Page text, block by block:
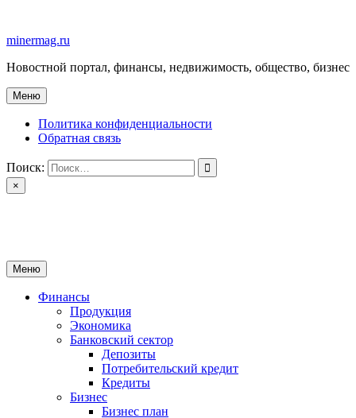
содержимому
minermag.ru
Новостной портал, финансы, недвижимость, общество, бизнес
Меню
Политика конфиденциальности
Обратная связь
Поиск:
×
Меню
Финансы
Продукция
Экономика
Банковский сектор
Депозиты
Потребительский кредит
Кредиты
Бизнес
Бизнес план